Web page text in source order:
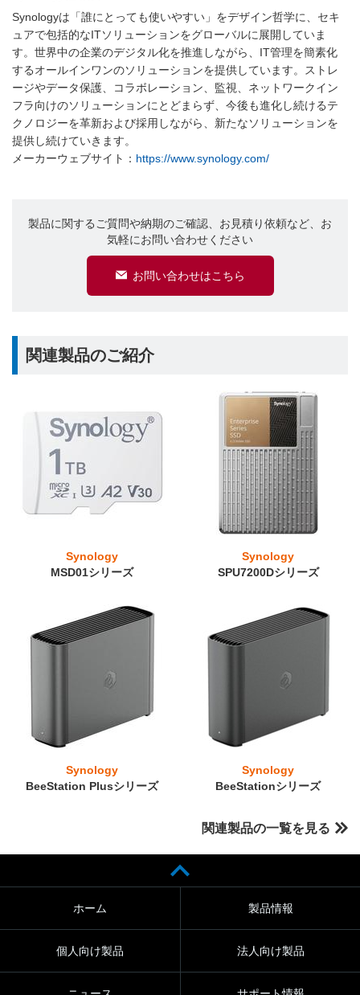
Synologyは「誰にとっても使いやすい」をデザイン哲学に、セキ
ュアで包括的なITソリューションをグローバルに展開していま
す。世界中の企業のデジタル化を推進しながら、IT管理を簡素化
するオールインワンのソリューションを提供しています。ストレ
ージやデータ保護、コラボレーション、監視、ネットワークイン
フラ向けのソリューションにとどまらず、今後も進化し続けるテ
クノロジーを革新および採用しながら、新たなソリューションを
提供し続けていきます。
メーカーウェブサイト： https://www.synology.com/
製品に関するご質問や納期のご確認、お見積り依頼など、お
気軽にお問い合わせください
お問い合わせはこちら
関連製品のご紹介
Synology
MSD01シリーズ
Synology
SPU7200Dシリーズ
Synology
BeeStation Plusシリーズ
Synology
BeeStationシリーズ
関連製品の一覧を見る
ホーム 製品情報
個人向け製品 法人向け製品